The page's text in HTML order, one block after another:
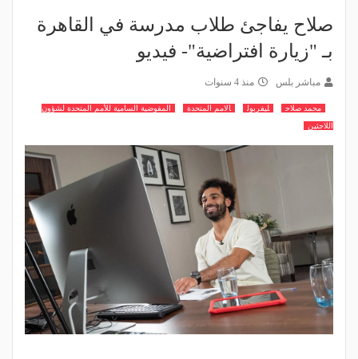
صلاح يفاجئ طلاب مدرسة في القاهرة
بـ "زيارة افتراضية"- فيديو
مباشر بلس منذ 4 سنوات
محمد صلاح ليفربول الامم المتحدة
المفوضية السامية للأمم المتحدة لشؤون
اللاجئين